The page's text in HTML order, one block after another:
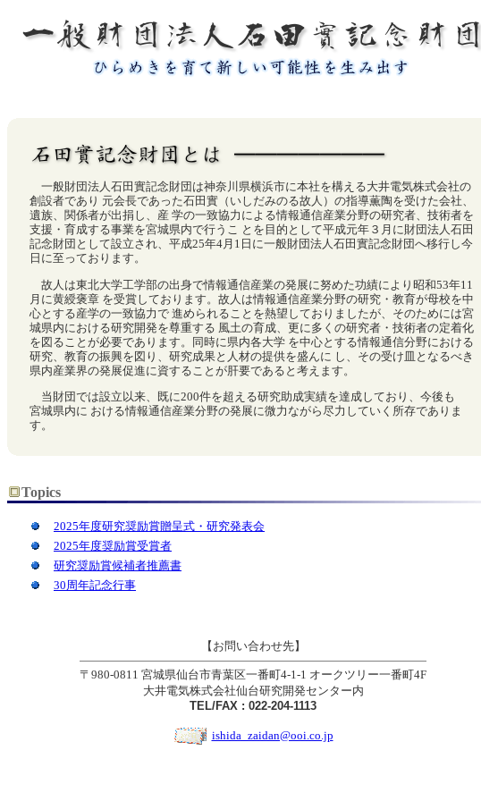
一般財団法人石田實記念財団
一般財団法人石田實記念財団は神奈川県横浜市に本社を構える大井電気株式会社の
創設者であり 元会長であった石田實（いしだみのる故人）の指導薫陶を受けた会社、
遺族、関係者が出捐し、産 学の一致協力による情報通信産業分野の研究者、技術者を
支援・育成する事業を宮城県内で行うこ とを目的として平成元年３月に財団法人石田
記念財団として設立され、平成25年4月1日に一般財団法人石田實記念財団へ移行し今
日に至っております。
故人は東北大学工学部の出身で情報通信産業の発展に努めた功績により昭和53年11
月に黄綬褒章 を受賞しております。故人は情報通信産業分野の研究・教育が母校を中
心とする産学の一致協力で 進められることを熱望しておりましたが、そのためには宮
城県内における研究開発を尊重する 風土の育成、更に多くの研究者・技術者の定着化
を図ることが必要であります。同時に県内各大学 を中心とする情報通信分野における
研究、教育の振興を図り、研究成果と人材の提供を盛んに し、その受け皿となるべき
県内産業界の発展促進に資することが肝要であると考えます。
当財団では設立以来、既に200件を超える研究助成実績を達成しており、今後も
宮城県内に おける情報通信産業分野の発展に微力ながら尽力していく所存でありま
す。
Topics
2025年度研究奨励賞贈呈式・研究発表会
2025年度奨励賞受賞者
研究奨励賞候補者推薦書
30周年記念行事
【お問い合わせ先】
〒980-0811 宮城県仙台市青葉区一番町4-1-1 オークツリー一番町4F
大井電気株式会社仙台研究開発センター内
TEL/FAX : 022-204-1113
ishida_zaidan@ooi.co.jp